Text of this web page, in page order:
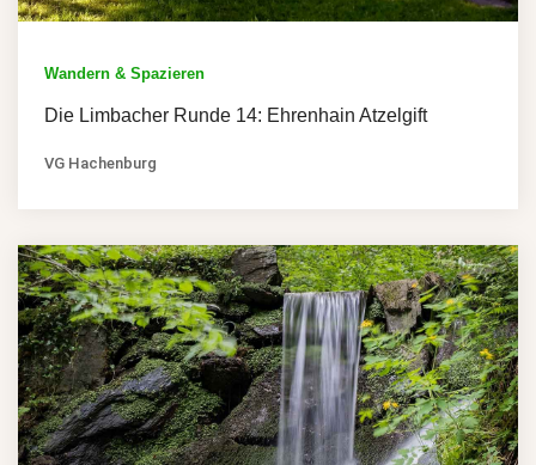
Wandern & Spazieren
Die Limbacher Runde 14: Ehrenhain Atzelgift
VG Hachenburg